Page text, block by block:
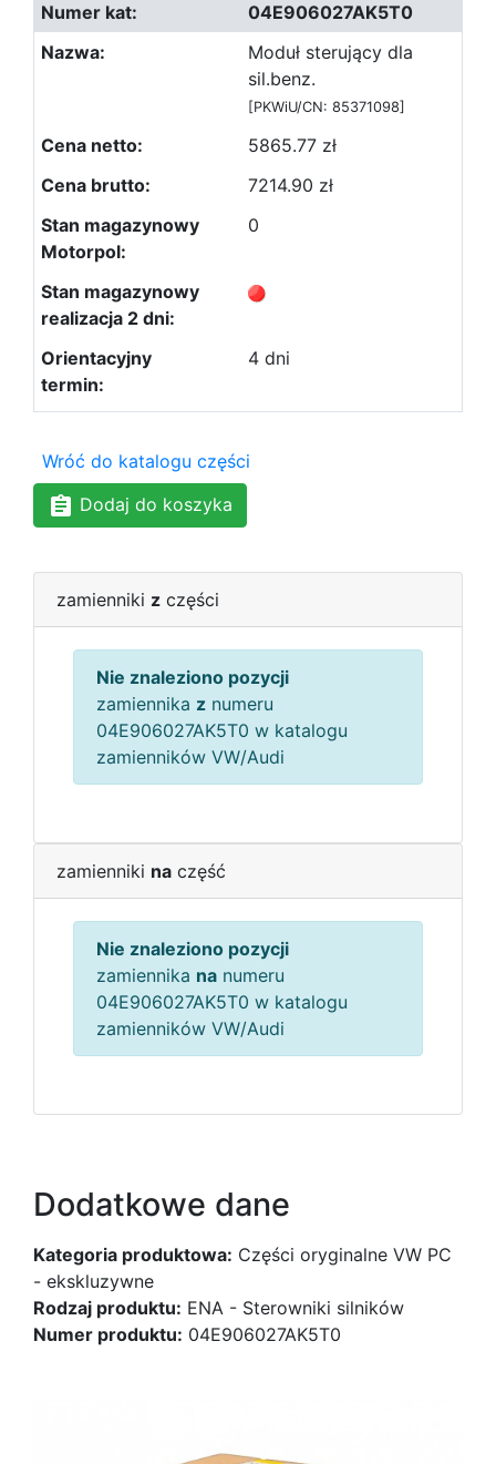
04E906027AK5T0
Moduł sterujący dla
sil.benz.
[PKWiU/CN: 85371098]
5865.77 zł
7214.90 zł
0
4 dni
Wróć do katalogu części
Dodaj do koszyka
zamienniki z części
Nie znaleziono pozycji
zamiennika z numeru
04E906027AK5T0 w katalogu
zamienników VW/Audi
zamienniki na część
Nie znaleziono pozycji
zamiennika na numeru
04E906027AK5T0 w katalogu
zamienników VW/Audi
Dodatkowe dane
Kategoria produktowa: Części oryginalne VW PC
- ekskluzywne
Rodzaj produktu: ENA - Sterowniki silników
Numer produktu: 04E906027AK5T0